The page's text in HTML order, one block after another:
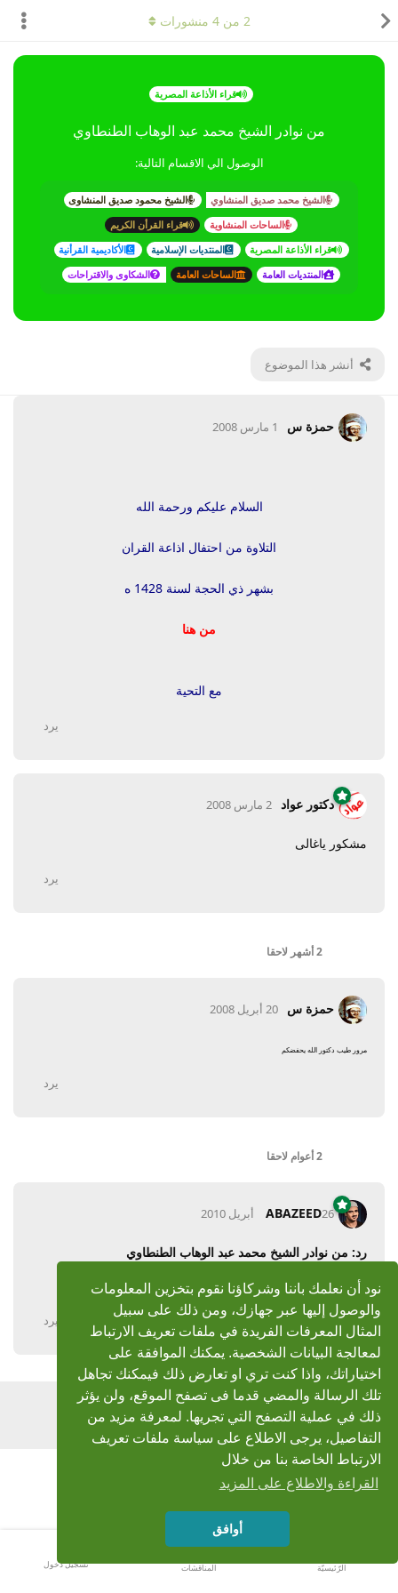
نود أن نعلمك باننا وشركاؤنا نقوم بتخزين المعلومات
والوصول إليها عبر جهازك، ومن ذلك على سبيل
المثال المعرفات الفريدة في ملفات تعريف الارتباط
لمعالجة البيانات الشخصية. يمكنك الموافقة على
اختياراتك، واذا كنت تري او تعارض ذلك فيمكنك تجاهل
تلك الرسالة والمضي قدما فى تصفح الموقع، ولن يؤثر
ذلك في عملية التصفح التي تجريها. لمعرفة مزيد من
التفاصيل، يرجى الاطلاع على سياسة ملفات تعريف
الارتباط الخاصة بنا من خلال
القراءة والاطلاع على المزيد
أوافق
قراء الأذاعة المصرية
من نوادر الشيخ محمد عبد الوهاب الطنطاوي
الوصول الي الاقسام التالية:
الشيخ محمد صديق المنشاوي
الشيخ محمود صديق المنشاوى
الساحات المنشاوية
قراء القرأن الكريم
قراء الأذاعة المصرية
المنتديات الإسلامية
الأكاديمية القرأنية
المنتديات العامة
الساحات العامة الشكاوى والاقتراحات
أنشر هذا الموضوع
2 من4 منشورات
حمزة س 1 مارس 2008
السلام عليكم ورحمة الله
التلاوة من احتفال اذاعة القران
بشهر ذي الحجة لسنة 1428 ه
من هنا
مع التحية
يرد
دكتور عواد 2 مارس 2008
مشكور ياغالى
يرد
2 أشهر لاحقا
حمزة س 20 أبريل 2008
مرور طيب دكتور الله يحفضكم
يرد
2 أعوام لاحقا
ABAZEED26 أبريل 2010
رد: من نوادر الشيخ محمد عبد الوهاب الطنطاوي
جميل
يرد
اضف رد
الرّئيسيّة المناقشات تسجيل دخول